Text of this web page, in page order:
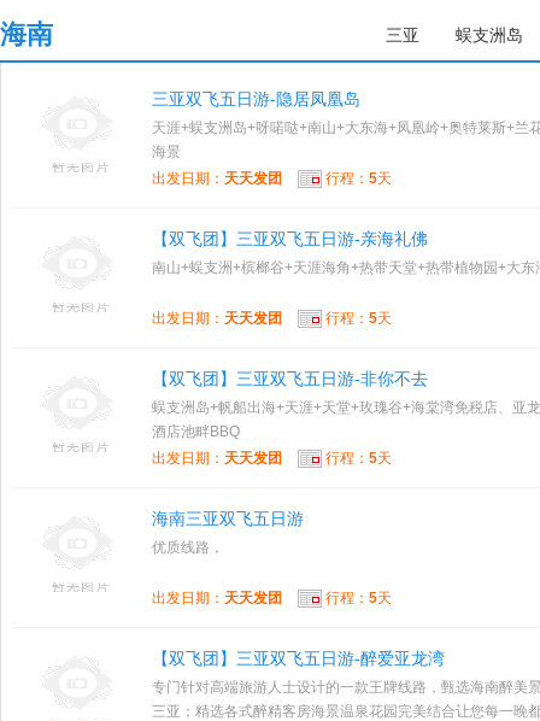
海南 三亚 蜈支洲岛
三亚双飞五日游-隐居凤凰岛
天涯+蜈支洲岛+呀喏哒+南山+大东海+凤凰岭+奥特莱斯+
海景
出发日期： 天天发团 行程： 5天
【双飞团】三亚双飞五日游-亲海礼佛
南山+蜈支洲+槟榔谷+天涯海角+热带天堂+热带植物园+大
出发日期： 天天发团 行程： 5天
【双飞团】三亚双飞五日游-非你不去
蜈支洲岛+帆船出海+天涯+天堂+玫瑰谷+海棠湾免税店、亚
酒店池畔BBQ
出发日期： 天天发团 行程： 5天
海南三亚双飞五日游
优质线路，
出发日期： 天天发团 行程： 5天
【双飞团】三亚双飞五日游-醉爱亚龙湾
专门针对高端旅游人士设计的一款王牌线路，甄选海南醉美
三亚；精选各式醉精客房海景温泉花园完美结合让您每一晚